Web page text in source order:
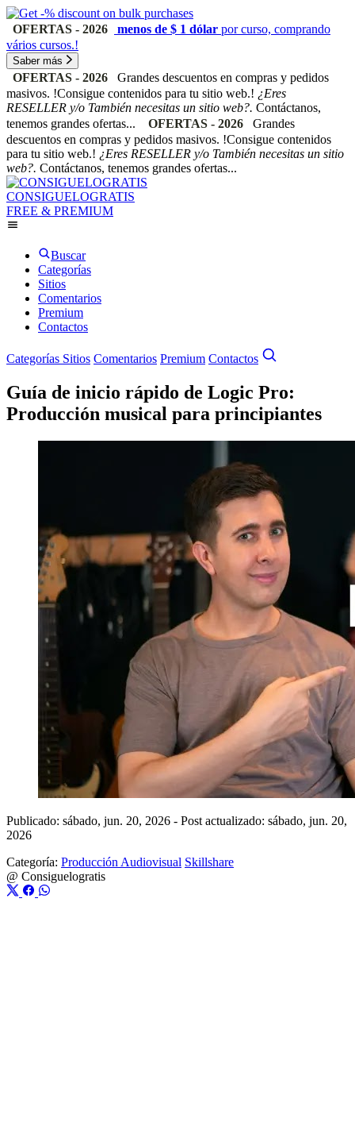
OFERTAS - 2026 menos de $ 1 dólar por curso, comprando
vários cursos.!
Saber más
OFERTAS - 2026
Grandes descuentos en compras y pedidos
masivos. !Consigue contenidos para tu sitio web.! ¿Eres
RESELLER y/o También necesitas un sitio web?. Contáctanos,
tenemos grandes ofertas...
OFERTAS - 2026
Grandes
descuentos en compras y pedidos masivos. !Consigue contenidos
para tu sitio web.! ¿Eres RESELLER y/o También necesitas un sitio
web?. Contáctanos, tenemos grandes ofertas...
CONSIGUELOGRATIS
FREE & PREMIUM
Buscar
Categorías
Sitios
Comentarios
Premium
Contactos
Categorías Sitios Comentarios Premium Contactos
Guía de inicio rápido de Logic Pro:
Producción musical para principiantes
Publicado: sábado, jun. 20, 2026 - Post actualizado: sábado, jun. 20,
2026
Categoría: Producción Audiovisual Skillshare
@ Consiguelogratis